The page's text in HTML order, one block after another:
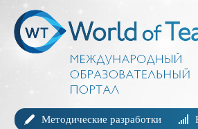
Методические разработки